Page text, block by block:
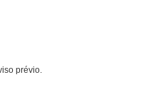
prévio.